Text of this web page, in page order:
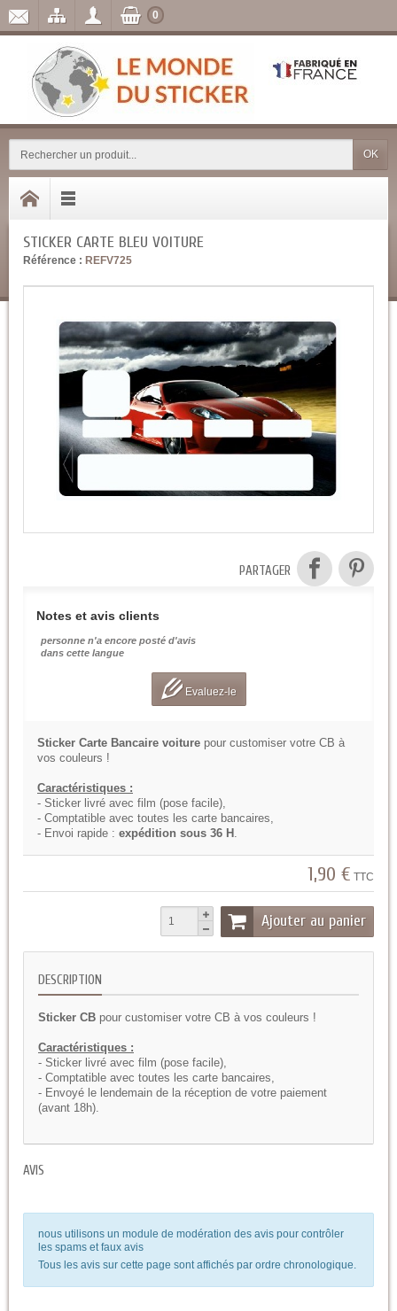
OK
0
STICKER CARTE BLEU VOITURE
Référence : REFV725
PARTAGER
Notes et avis clients
personne n'a encore posté d'avis
dans cette langue
Evaluez-le
Sticker Carte Bancaire voiture pour customiser votre CB à
vos couleurs !
Caractéristiques :
- Sticker livré avec film (pose facile),
- Comptatible avec toutes les carte bancaires,
- Envoi rapide : expédition sous 36 H .
1,90 € TTC
Ajouter au panier
DESCRIPTION
Sticker CB pour customiser votre CB à vos couleurs !
Caractéristiques :
- Sticker livré avec film (pose facile),
- Comptatible avec toutes les carte bancaires,
- Envoyé le lendemain de la réception de votre paiement
(avant 18h).
AVIS
nous utilisons un module de modération des avis pour contrôler
les spams et faux avis
Tous les avis sur cette page sont affichés par ordre chronologique.